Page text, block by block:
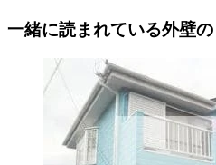
一緒に読まれている外壁の